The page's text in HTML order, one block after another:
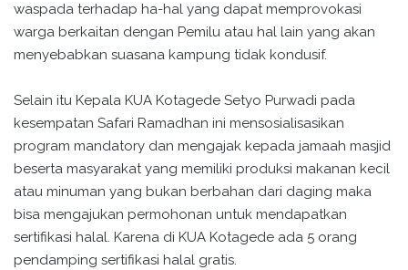
waspada terhadap ha-hal yang dapat memprovokasi
warga berkaitan dengan Pemilu atau hal lain yang akan
menyebabkan suasana kampung tidak kondusif.
Selain itu Kepala KUA Kotagede Setyo Purwadi pada
kesempatan Safari Ramadhan ini mensosialisasikan
program mandatory dan mengajak kepada jamaah masjid
beserta masyarakat yang memiliki produksi makanan kecil
atau minuman yang bukan berbahan dari daging maka
bisa mengajukan permohonan untuk mendapatkan
sertifikasi halal. Karena di KUA Kotagede ada 5 orang
pendamping sertifikasi halal gratis.